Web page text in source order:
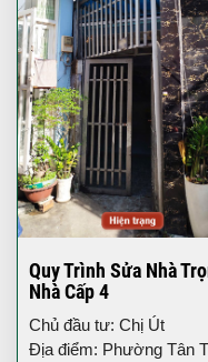
Quy Trình Sửa Nhà
Nhà Cấp 4
Chủ đầu tư: Chị Út
Địa điểm: Phường Tân